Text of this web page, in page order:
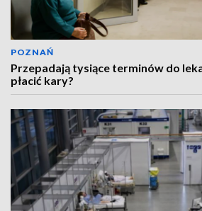
POZNAŃ
Przepadają tysiące terminów do
płacić kary?